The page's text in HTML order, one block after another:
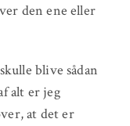
den ene eller
blive sådan
alt er jeg
at det er